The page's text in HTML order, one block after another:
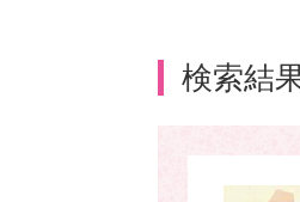
検索結